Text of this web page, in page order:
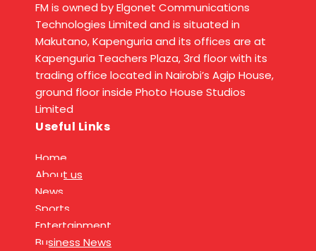
FM is owned by Elgonet Communications
Technologies Limited and is situated in
Makutano, Kapenguria and its offices are at
Kapenguria Teachers Plaza, 3rd floor with its
trading office located in Nairobi’s Agip House,
ground floor inside Photo House Studios
Limited
Useful Links
Home
About us
News
Sports
Entertainment
Business News